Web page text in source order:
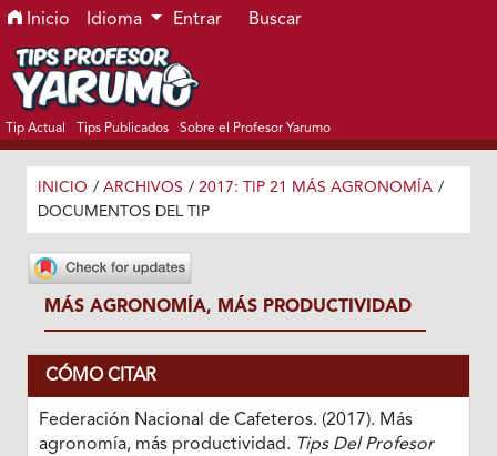
Ir al menú de navegación principal
Ir al contenido principal
Ir al pie de página del sitio
Inicio Idioma Entrar Buscar
Tip Actual Tips Publicados Sobre el Profesor Yarumo
INICIO / ARCHIVOS / 2017: TIP 21 MÁS AGRONOMÍA /
DOCUMENTOS DEL TIP
MÁS AGRONOMÍA, MÁS PRODUCTIVIDAD
CÓMO CITAR
Federación Nacional de Cafeteros. (2017). Más
agronomía, más productividad. Tips Del Profesor